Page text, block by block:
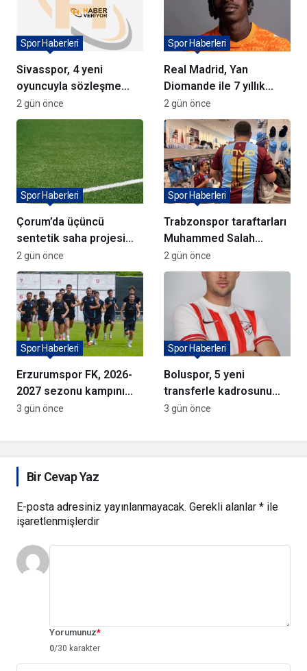
Sivasspor, 4 yeni
oyuncuyla sözleşme
imzaladı
Spor Haberleri
2 gün önce
Real Madrid, Yan
Diomande ile 7 yıllık
sözleşme imzaladı
Spor Haberleri
2 gün önce
Çorum’da üçüncü
sentetik saha projesi
için söz verildi
Spor Haberleri
2 gün önce
Trabzonspor taraftarları
Muhammed Salah
formalarına akın ediyor
Spor Haberleri
2 gün önce
Erzurumspor FK, 2026-
2027 sezonu kampını
tamamladı
Spor Haberleri
3 gün önce
Boluspor, 5 yeni
transferle kadrosunu
güçlendirdi
Spor Haberleri
3 gün önce
Bir Cevap Yaz
E-posta adresiniz yayınlanmayacak. Gerekli alanlar * ile
işaretlenmişlerdir
Yorumunuz*
0/30 karakter